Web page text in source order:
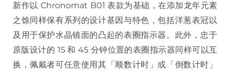
新作以 Chronomat B01 表款为基础，在添加龙年元素
之馀同样保有系列的设计基因与特色，包括洋葱表冠以
及用于保护水晶镜面的凸起的表圈指示器。此外，忠于
原版设计的 15 和 45 分钟位置的表圈指示器同样可以互
换，佩戴者可任意使用其「顺数计时」或「倒数计时」